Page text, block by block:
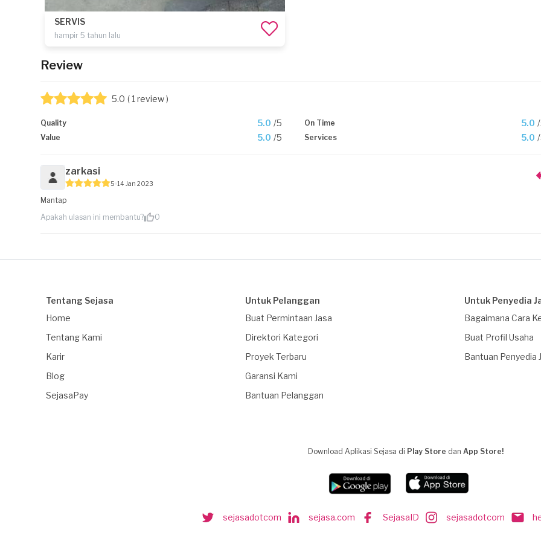
SERVIS
hampir 5 tahun lalu
Review
5.0 ( 1 review )
Quality 5.0 /5 On Time 5.0
Value 5.0 /5 Services 5.0
zarkasi
5 14 Jan 2023
Mantap
Apakah ulasan ini membantu?
0
Tentang Sejasa
Home
Tentang Kami
Karir
Blog
SejasaPay
Untuk Pelanggan
Buat Permintaan Jasa
Direktori Kategori
Proyek Terbaru
Garansi Kami
Bantuan Pelanggan
Untuk Penyedia
Bagaimana Cara
Buat Profil Usaha
Bantuan Penyedia
Download Aplikasi Sejasa di Play Store dan App Store!
sejasadotcom sejasa.com SejasaID sejasadotcom